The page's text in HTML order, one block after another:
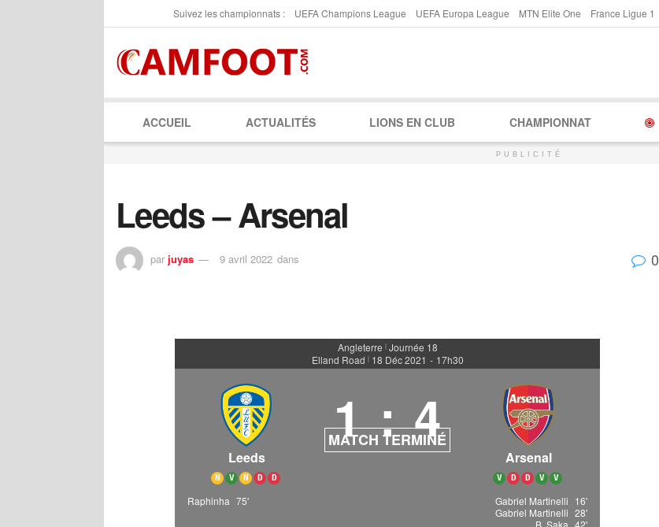
Suivez les championnats : UEFA Champions League UEFA Europa League MTN Elite One France Ligue 1
ACCUEIL ACTUALITÉS LIONS EN CLUB CHAMPIONNAT
PUBLICITÉ
Leeds – Arsenal
par juyas 9 avril 2022 dans 0
Angleterre | Journée 18
Elland Road | 18 Déc 2021 - 17h30
Leeds
N V N D D
1 : 4
MATCH TERMINÉ
Arsenal
V D D V V
Raphinha 75' Gabriel Martinelli 16'
Gabriel Martinelli 28'
B. Saka 42'